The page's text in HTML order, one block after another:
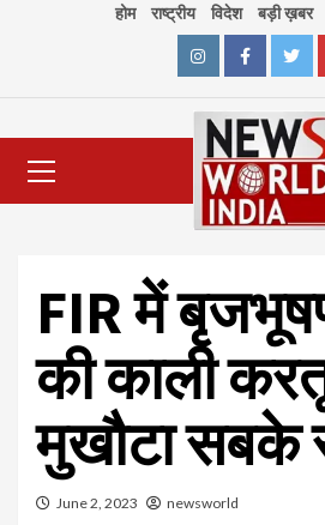
होम राष्ट्रीय विदेश बड़ी ख़बर
InstagramFacebook
Menu
FIR में
की काली
मुखौटा सबके
June 2, 2023 newsworld